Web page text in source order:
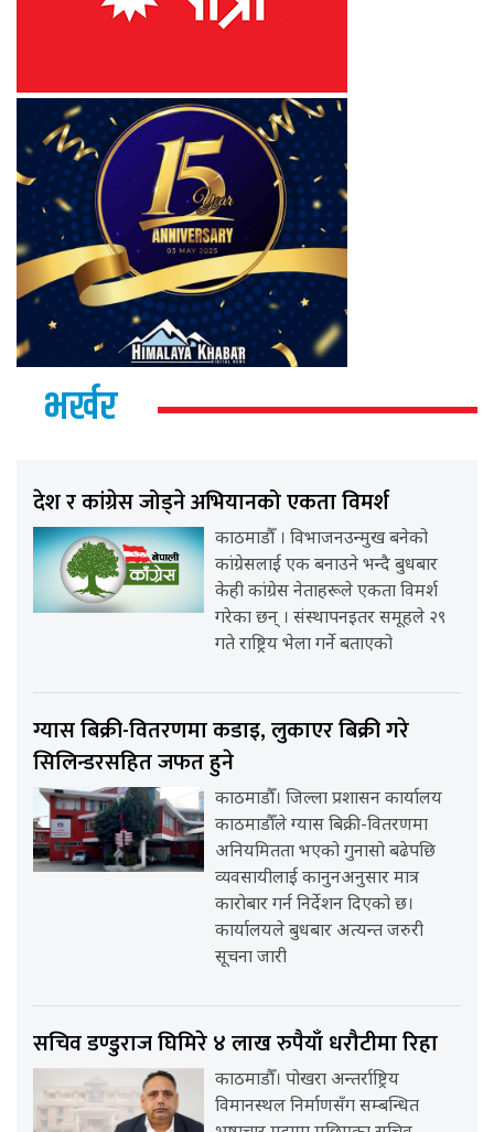
भर्खर
देश र कांग्रेस जोड्ने अभियानको एकता विमर्श
काठमाडौँ । विभाजनउन्मुख बनेको
कांग्रेसलाई एक बनाउने भन्दै बुधबार
केही कांग्रेस नेताहरूले एकता विमर्श
गरेका छन् । संस्थापनइतर समूहले २९
गते राष्ट्रिय भेला गर्ने बताएको
ग्यास बिक्री-वितरणमा कडाइ, लुकाएर बिक्री गरे
सिलिन्डरसहित जफत हुने
काठमाडौँ। जिल्ला प्रशासन कार्यालय
काठमाडौँले ग्यास बिक्री-वितरणमा
अनियमितता भएको गुनासो बढेपछि
व्यवसायीलाई कानुनअनुसार मात्र
कारोबार गर्न निर्देशन दिएको छ।
कार्यालयले बुधबार अत्यन्त जरुरी
सूचना जारी
सचिव डण्डुराज घिमिरे ४ लाख रुपैयाँ धरौटीमा रिहा
काठमाडौँ। पोखरा अन्तर्राष्ट्रिय
विमानस्थल निर्माणसँग सम्बन्धित